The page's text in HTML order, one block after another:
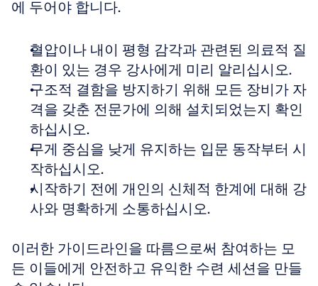
에 두어야 합니다.
혈압이나 내이 평형 감각과 관련된 의료적 질
환이 있는 경우 강사에게 미리 알리십시오.
구조적 결함을 방지하기 위해 모든 장비가 자
격을 갖춘 전문가에 의해 설치되었는지 확인
하십시오.
무게 중심을 낮게 유지하는 입문 동작부터 시
작하십시오.
시작하기 전에 개인의 신체적 한계에 대해 강
사와 명확하게 소통하십시오.
이러한 가이드라인을 따름으로써 참여하는 모
든 이들에게 안전하고 유익한 수련 세션을 만들